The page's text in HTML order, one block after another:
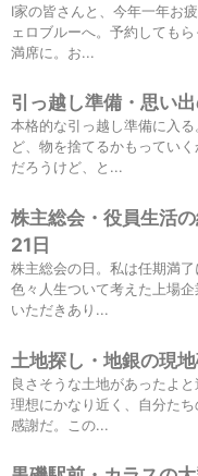
I家の皆さんと、今年一年お
ェロブルーへ。予約しても
満席に。お...
引っ越し準備・思い
本格的な引っ越し準備に入
ど、物を捨てるかもってい
だろうけど、と...
株主総会・役員生活
21日
株主総会の日。私は任期満
色々人生ついて考えた上場
いただきあり...
土地探し・地銀の現
良さそうな土地があったよ
理想にかなり近く、自分た
感謝だ。この...